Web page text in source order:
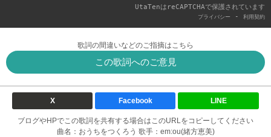
UtaTenはreCAPTCHAで保護されています
プライバシー - 利用契約
歌詞の間違いなどのご指摘はこちら
この歌詞へのご意見
X Facebook LINE
ブログやHPでこの歌詞を共有する場合はこのURLをコピーしてください
曲名：おうちをつくろう 歌手：em:ou(緒方恵美)